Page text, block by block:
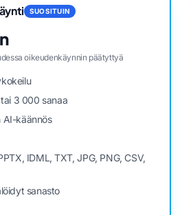
SUOSITUIN
oikeudenkäynnin päätyttyä
tai 3 000 sanaa
AI-käännös
IDML, TXT, JPG, PNG, CSV,
sanasto